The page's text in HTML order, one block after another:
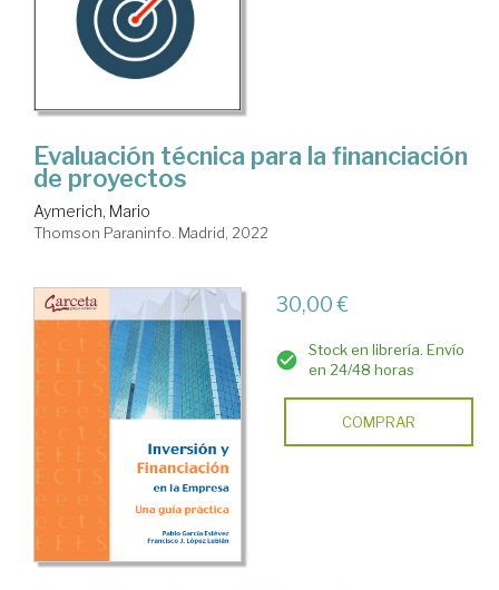
Evaluación técnica para la financiación
de proyectos
Aymerich, Mario
Thomson Paraninfo. Madrid, 2022
30,00 €
Stock en librería. Envío
en 24/48 horas
COMPRAR